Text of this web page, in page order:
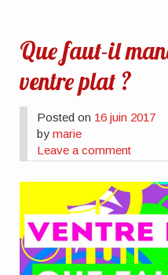
Que faut-il
ventre plat ?
Posted on 16 juin 2017
bymarie
Leave a comment